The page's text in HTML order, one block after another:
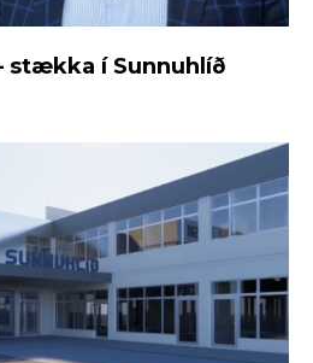
stækka í Sunnuhlíð